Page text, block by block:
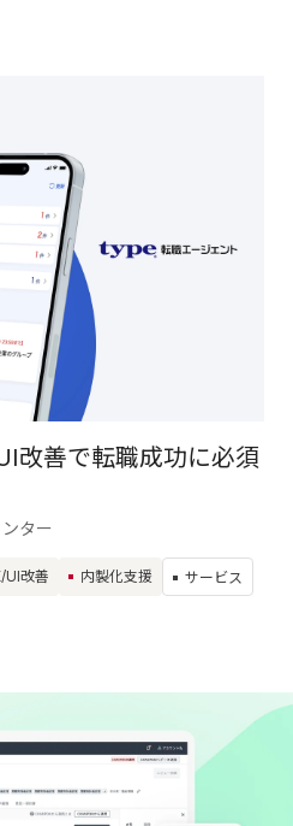
改善で転職成功に必須
ター
UI改善 内製化支援 サービス